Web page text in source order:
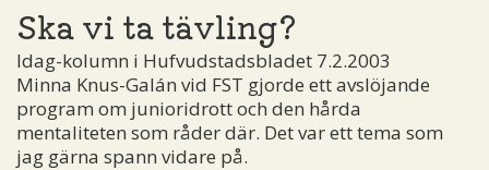
Ska vi ta tävling?
Idag-kolumn i Hufvudstadsbladet 7.2.2003
Minna Knus-Galán vid FST gjorde ett avslöjande
program om junioridrott och den hårda
mentaliteten som råder där. Det var ett tema som
jag gärna spann vidare på.